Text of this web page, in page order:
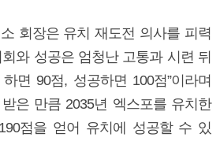
회장은 유치 재도전 의사를 피력
와 성공은 엄청난 고통과 시련 뒤
면 90점, 성공하면 100점”이라며
은 만큼 2035년 엑스포를 유치한
점을 얻어 유치에 성공할 수 있